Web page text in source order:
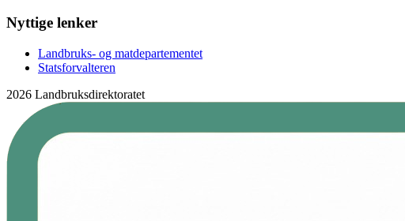
Nyttige lenker
Landbruks- og matdepartementet
Statsforvalteren
2026 Landbruksdirektoratet